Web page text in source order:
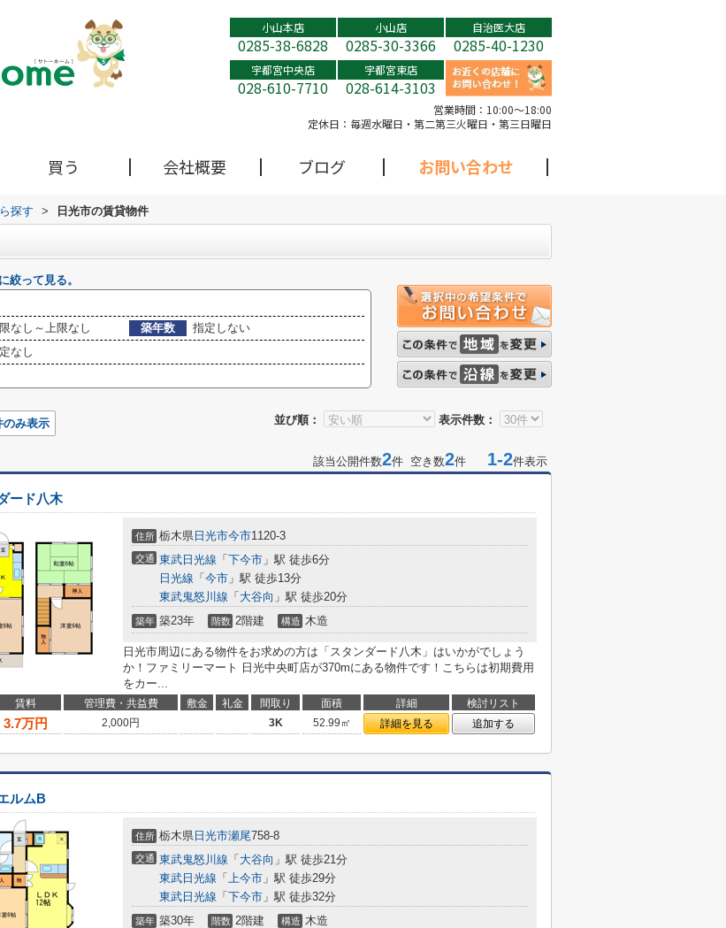
小山本店
0285-38-6828
小山店
0285-30-3366
自治医大店
0285-40-1230
宇都宮中央店
028-610-7710
宇都宮東店
028-614-3103
営業時間： 10:00～18:00
定休日： 毎週水曜日・第二第三火曜日・第三日曜日
買う 会社概要 ブログ お問い合わせ
探す > 日光市の賃貸物件
絞って見る。
なし～上限なし 築年数
指定しない
なし
並び順： 表示件数：
のみ表示
該当公開件数2件 空き数2件 1-2件表示
ード八木
住所 栃木県 日光市今市1120-3
交通 東武日光線 「 下今市 」駅 徒歩6分
日光線 「 今市 」駅 徒歩13分
東武鬼怒川線 「 大谷向 」駅 徒歩20分
築年 築23年 階数 2階建 構造 木造
日光市周辺にある物件をお求めの方は「スタンダード八木」はいかがでしょう
か！ファミリーマート 日光中央町店が370mにある物件です！こちらは初期費用
をカー...
賃料 管理費・共益費 敷金 礼金 間取り 面積 詳細
検討リスト
3.7万円 2,000円 3K 52.99㎡ 詳細を見る 追加する
ルムB
住所 栃木県 日光市瀬尾758-8
交通 東武鬼怒川線 「 大谷向 」駅 徒歩21分
東武日光線 「 上今市 」駅 徒歩29分
東武日光線 「 下今市 」駅 徒歩32分
築年 築30年 階数 2階建 構造 木造